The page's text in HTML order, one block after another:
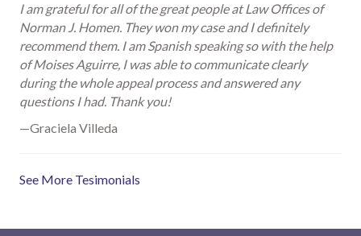
I am grateful for all of the great people at Law Offices of
Norman J. Homen. They won my case and I definitely
recommend them. I am Spanish speaking so with the help
of Moises Aguirre, I was able to communicate clearly
during the whole appeal process and answered any
questions I had. Thank you!
—Graciela Villeda
See More Tesimonials